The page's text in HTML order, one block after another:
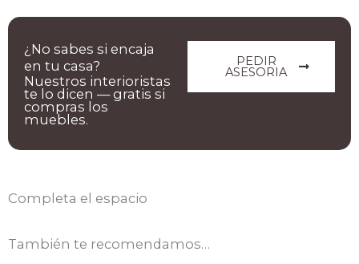
PEDIR
ASESORIA
¿No sabes si encaja
en tu casa?
Nuestros interioristas
te lo dicen — gratis si
compras los
muebles.
Completa el espacio
También te recomendamos…